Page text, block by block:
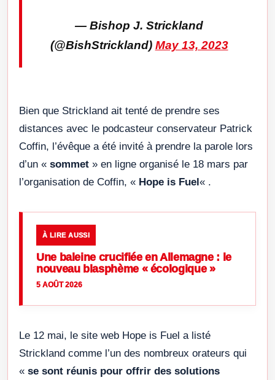
— Bishop J. Strickland
(@BishStrickland) May 13, 2023
Bien que Strickland ait tenté de prendre ses
distances avec le podcasteur conservateur Patrick
Coffin, l’évêque a été invité à prendre la parole lors
d’un « sommet » en ligne organisé le 18 mars par
l’organisation de Coffin, « Hope is Fuel « .
À LIRE AUSSI
Une baleine crucifiée en Allemagne : le
nouveau blasphème « écologique »
5 AOÛT 2026
Le 12 mai, le site web Hope is Fuel a listé
Strickland comme l’un des nombreux orateurs qui
« se sont réunis pour offrir des solutions